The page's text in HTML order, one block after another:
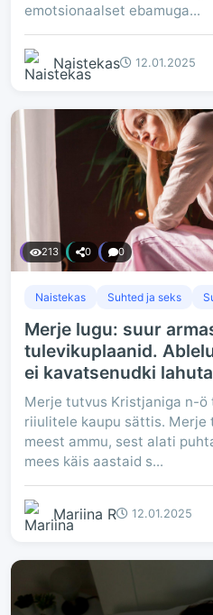
emotsionaalset ebamuga...
Naistekas 12.01.2025
213 0 0
Naistekas Suhted ja seks
Merje lugu: suur
tulevikuplaanid.
ei kavatsenudki
Merje tutvus Kristjaniga n-ö
riiulitele kaupu sättis. Merje
meest ammu, sest alati
mees käis aastaid s...
Mariina R 12.01.2025